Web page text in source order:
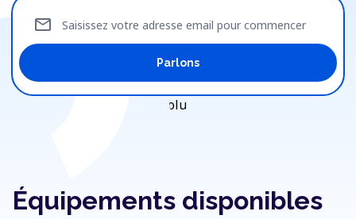
Saisissez votre adresse email pour commencer
mail
Parlons
Équipements disponibles